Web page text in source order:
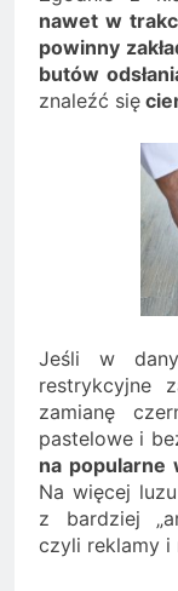
nawet w
powinny
butów
znaleźć się
Jeśli w
restrykcyjne
zamianę
pastelowe i
na popularne
Na więcej
z bardziej
czyli reklamy i